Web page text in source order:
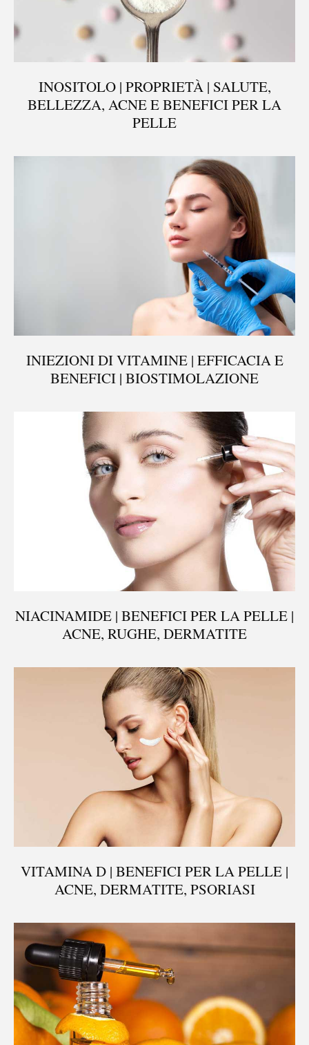
INOSITOLO | PROPRIETÀ | SALUTE,
BELLEZZA, ACNE E BENEFICI PER LA
PELLE
INIEZIONI DI VITAMINE | EFFICACIA E
BENEFICI | BIOSTIMOLAZIONE
NIACINAMIDE | BENEFICI PER LA PELLE |
ACNE, RUGHE, DERMATITE
VITAMINA D | BENEFICI PER LA PELLE |
ACNE, DERMATITE, PSORIASI